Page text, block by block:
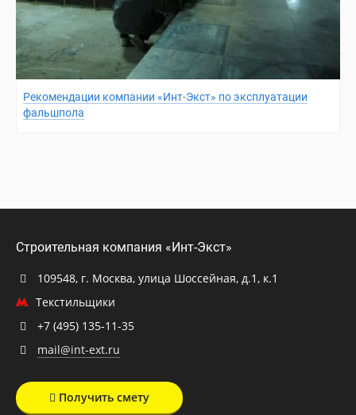
Рекомендации компании «Инт-Экст» по эксплуатации
фальшпола
Строительная компания «Инт-Экст»
109548, г. Москва, улица Шоссейная, д.1, к.1
Текстильщики
+7 (495) 135-11-35
mail@int-ext.ru
Получить смету